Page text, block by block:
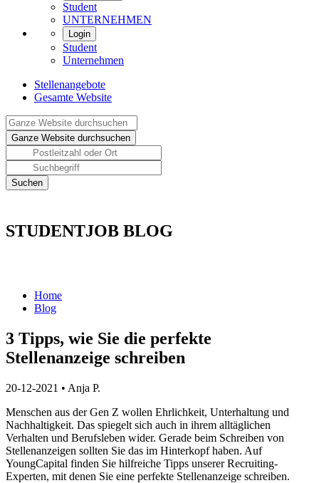
Student
UNTERNEHMEN
Login
Student
Unternehmen
Stellenangebote
Gesamte Website
STUDENTJOB BLOG
Home
Blog
3 Tipps, wie Sie die perfekte
Stellenanzeige schreiben
20-12-2021 • Anja P.
Menschen aus der Gen Z wollen Ehrlichkeit, Unterhaltung und
Nachhaltigkeit. Das spiegelt sich auch in ihrem alltäglichen
Verhalten und Berufsleben wider. Gerade beim Schreiben von
Stellenanzeigen sollten Sie das im Hinterkopf haben. Auf
YoungCapital finden Sie hilfreiche Tipps unserer Recruiting-
Experten, mit denen Sie eine perfekte Stellenanzeige schreiben.